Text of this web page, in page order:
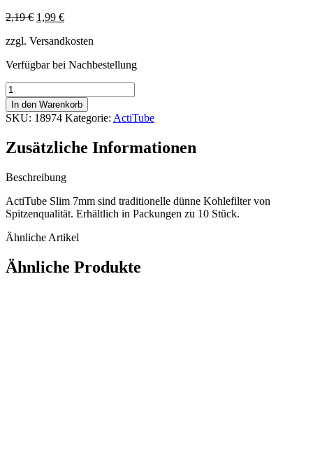
2,19€ Ursprünglicher
war:
1,99 €Aktueller
ist:
zzgl. Versandkosten
Verfügbar bei Nachbestellung
ActiTube
Slim
7mm
carbon
10
Menge
In den Warenkorb
SKU: 18974 Kategorie: ActiTube
Zusätzliche Informationen
Beschreibung
ActiTube Slim 7mm sind traditionelle dünne Kohlefilter von
Spitzenqualität. Erhältlich in Packungen zu 10 Stück.
Ähnliche Artikel
Ähnliche Produkte